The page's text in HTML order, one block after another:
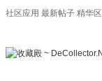
社区应用 最新帖子 精华区